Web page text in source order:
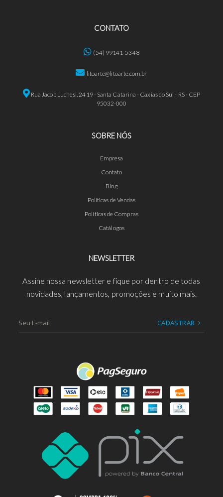
CONTATO
(54) 99141-5348
litoarte@litoarte.com.br
Rua Jacob Luchesi, 2419 - Santa Catarina - Caxias do Sul - RS - CEP
95032-000
SOBRE NÓS
Empresa
Contato
Blog
Políticas de Vendas
Políticas de Compras
Catálogos
NEWSLETTER
Assine nossa newsletter e fique por dentro de todas
novidades, lançamentos, promoções e muito mais.
CADASTRAR